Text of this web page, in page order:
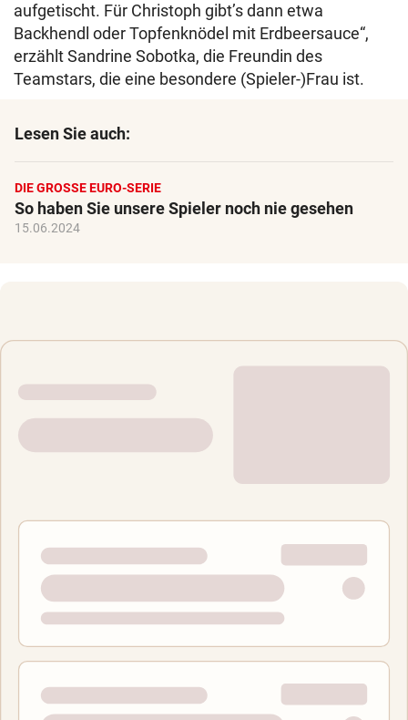
aufgetischt. Für Christoph gibt’s dann etwa
Backhendl oder Topfenknödel mit Erdbeersauce“,
erzählt Sandrine Sobotka, die Freundin des
Teamstars, die eine besondere (Spieler-)Frau ist.
Lesen Sie auch:
DIE GROSSE EURO-SERIE
So haben Sie unsere Spieler noch nie gesehen
15.06.2024